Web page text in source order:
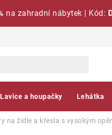
na zahradní nábytek | Kód:
Lavice a houpačky Lehátka
na židle a křesla s vysokým